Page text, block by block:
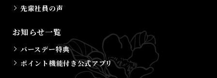
先輩社員の声
お知らせ一覧
バースデー特典
ポイント機能付き公式アプリ